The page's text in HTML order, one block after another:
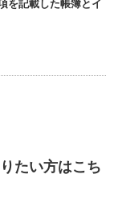
を記載した帳簿とイ
たい方はこち